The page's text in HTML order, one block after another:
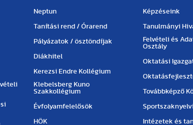
Neptun
Tanítási rend / Órarend
Pályázatok / ösztöndíjak
Diákhitel
Kerezsi Endre Kollégium
Klebelsberg Kuno
Szakkollégium
Évfolyamfelelősök
HÖK
Képzéseink
Tanulmányi
Felvételi és
Osztály
Oktatási
Továbbképző
Intézetek és